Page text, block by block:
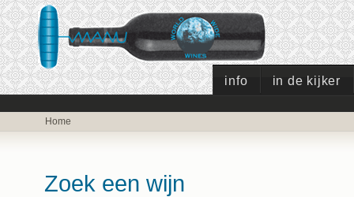
info in de kijker
Home
Zoek een wijn